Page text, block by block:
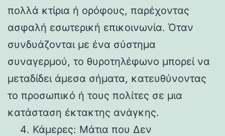
πολλά κτίρια ή ορόφους, παρέχοντας
ασφαλή εσωτερική επικοινωνία. Όταν
συνδυάζονται με ένα σύστημα
συναγερμού, το θυροτηλέφωνο μπορεί να
μεταδίδει άμεσα σήματα, κατευθύνοντας
το προσωπικό ή τους πολίτες σε μια
κατάσταση έκτακτης ανάγκης.
Κάμερες: Μάτια που Δεν